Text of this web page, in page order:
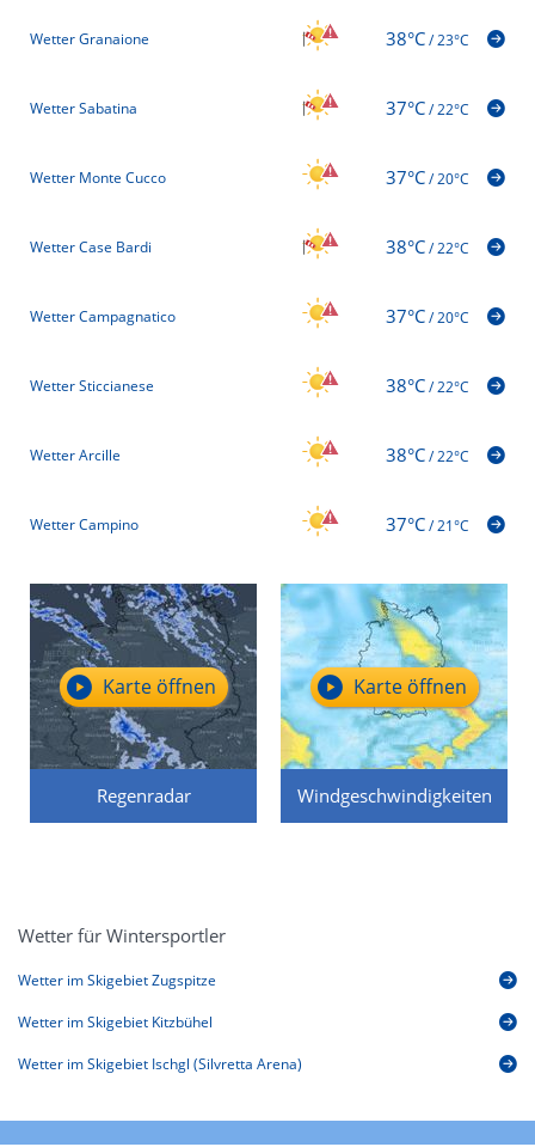
Wetter Granaione 38°C/23°C
Wetter Sabatina 37°C/22°C
Wetter Monte Cucco 37°C/20°C
Wetter Case Bardi 38°C/22°C
Wetter Campagnatico 37°C/20°C
Wetter Sticcianese 38°C/22°C
Wetter Arcille 38°C/22°C
Wetter Campino 37°C/21°C
Regenradar
Karte öffnen
Windgeschwindigkeiten
Karte öffnen
Wetter für Wintersportler
Wetter im Skigebiet Zugspitze
Wetter im Skigebiet Kitzbühel
Wetter im Skigebiet Ischgl (Silvretta Arena)